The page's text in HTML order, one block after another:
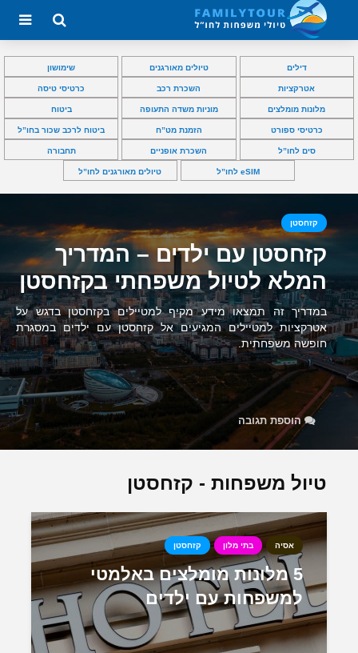
דילים טיולים מאורגנים שימושון
אטרקציות השכרת רכב כרטיסי טיסה
מלונות מומלצים מוניות משדה התעופה ביטוח
כרטיסי ספורט הזמנת מט”ח ביטוח לרכב שכור בחו”ל
סים לחו”ל השכרת אופניים תחבורה
eSIM לחו”ל טיולים מאורגנים לחו”ל
קזחסטן
קזחסטן עם ילדים – המדריך
המלא לטיול משפחתי בקזחסטן
במדריך זה תמצאו מידע מקיף למטיילים בקזחסטן בדגש על
אטרקציות למטיילים המגיעים אל קזחסטן עם ילדים במסגרת
חופשה משפחתית.
הוספת תגובה
טיול משפחות - קזחסטן
אסיה בתי מלון קזחסטן
5 מלונות מומלצים באלמטי
למשפחות עם ילדים